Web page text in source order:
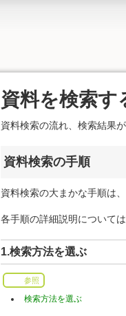
資料を検索す
資料検索の流れ、検索結果
資料検索の手順
資料検索の大まかな手順は
各手順の詳細説明について
1.検索方法を選ぶ
参照
検索方法を選ぶ